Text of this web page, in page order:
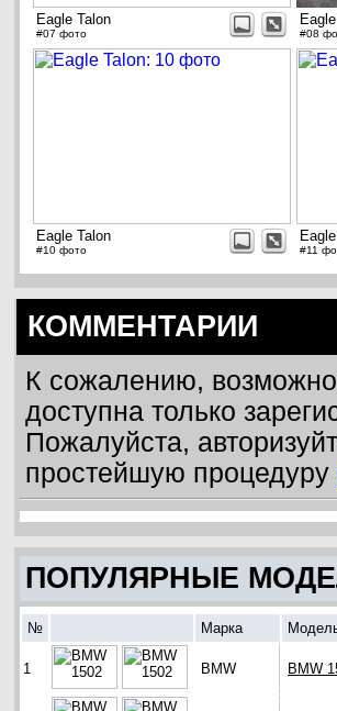
Eagle Talon
#07 фото #08
Eagle Talon
#10 фото #11
КОММЕНТАРИИ
К сожалению,
доступна только
Пожалуйста,
простейшую процедуру
ПОПУЛЯРНЫЕ
№ Марка
1 BMW BMW